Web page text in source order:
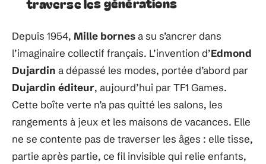
Depuis 1954, Mille bornesa su s’ancrer dans
l’imaginaire collectif français. L’invention d’Edmond
Dujardin a dépassé les modes, portée d’abord par
Dujardin éditeur, aujourd’hui par TF1 Games.
Cette boîte verte n’a pas quitté les salons, les
rangements à jeux et les maisons de vacances. Elle
ne se contente pas de traverser les âges : elle tisse,
partie après partie, ce fil invisible qui relie enfants,